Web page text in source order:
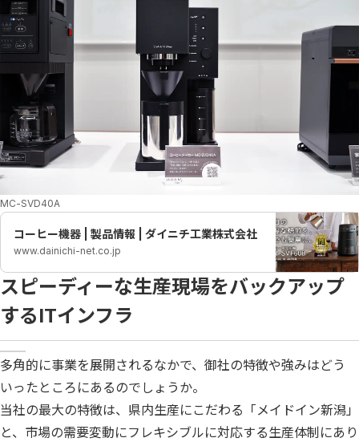
MC-SVD40A
コーヒー機器 | 製品情報 | ダイニチ工業株式会社
www.dainichi-net.co.jp
スピーディーな生産現場をバックアップ
するITインフラ
多角的に事業を展開されるなかで、御社の特徴や強みはどう
いったところにあるのでしょうか。
当社の最大の特徴は、県内生産にこだわる「メイドイン新潟」
と、市場の需要変動にフレキシブルに対応する生産体制にあり